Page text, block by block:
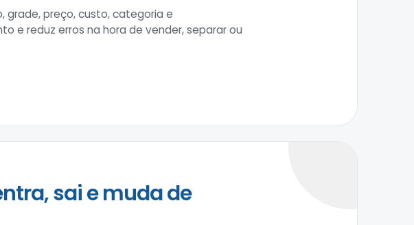
grade, preço, custo, categoria e
e reduz erros na hora de vender, separar ou
sai e muda de